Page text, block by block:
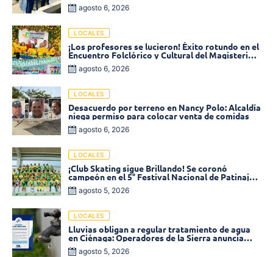
agosto 6, 2026
LOCALES
¡Los profesores se lucieron! Éxito rotundo en el
Encuentro Folclórico y Cultural del Magisterio
2026 en Ciénaga
agosto 6, 2026
LOCALES
Desacuerdo por terreno en Nancy Polo: Alcaldía
niega permiso para colocar venta de comidas
agosto 6, 2026
LOCALES
¡Club Skating sigue Brillando! Se coronó
campeón en el 5° Festival Nacional de Patinaje
«Soledad sobre Ruedas»
agosto 5, 2026
LOCALES
Lluvias obligan a regular tratamiento de agua
en Ciénaga: Operadores de la Sierra anuncia
baja presión en varios sectores
agosto 5, 2026